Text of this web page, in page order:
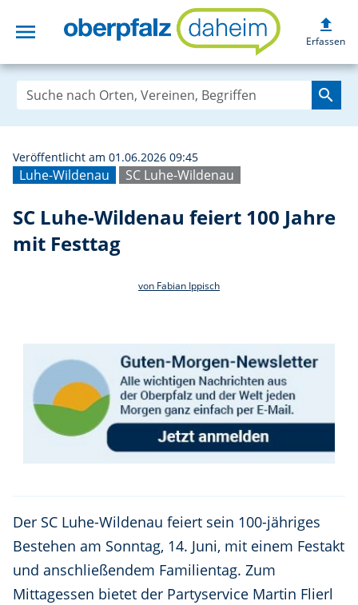
menu SC Luhe-
upload
Erfassen
search
Luhe-Wildenau SC Luhe-Wildenau
Veröffentlicht am 01.06.2026 09:45
SC Luhe-Wildenau feiert 100 Jahre
mit Festtag
von Fabian Ippisch
Der SC Luhe-Wildenau feiert sein 100-jähriges
Bestehen am Sonntag, 14. Juni, mit einem Festakt
und anschließendem Familientag. Zum
Mittagessen bietet der Partyservice Martin Flierl